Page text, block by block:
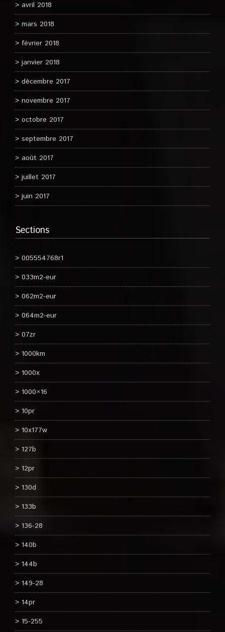
avril 2018
mars 2018
février 2018
janvier 2018
décembre 2017
novembre 2017
octobre 2017
septembre 2017
août 2017
juillet 2017
juin 2017
Sections
005554768r1
033m2-eur
062m2-eur
064m2-eur
07zr
1000km
1000x
1000×16
10pr
10x177w
127b
12pr
130d
133b
136-28
140b
144b
149-28
14pr
15-255